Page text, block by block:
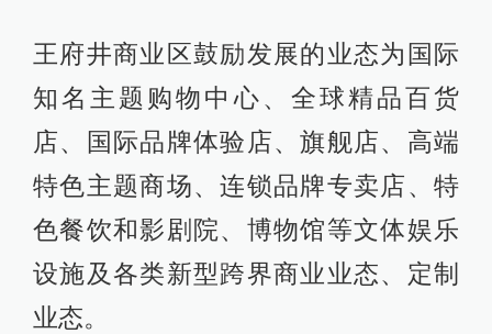
王府井商业区鼓励发展的业态为国际
知名主题购物中心、全球精品百货
店、国际品牌体验店、旗舰店、高端
特色主题商场、连锁品牌专卖店、特
色餐饮和影剧院、博物馆等文体娱乐
设施及各类新型跨界商业业态、定制
业态。